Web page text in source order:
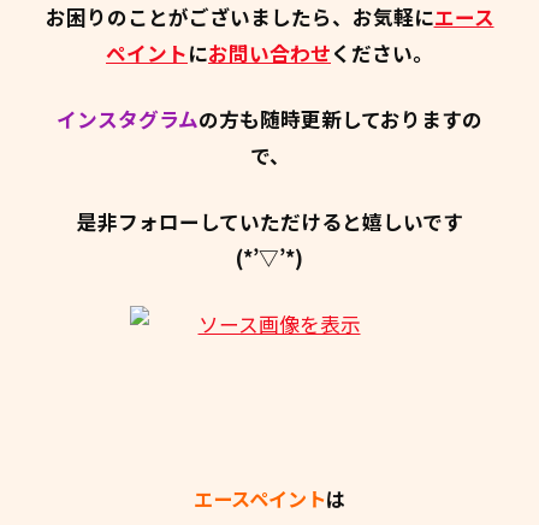
お困りのことがございましたら、お気軽にエース
ペイントにお問い合わせください。
インスタグラムの方も随時更新しておりますの
で、
是非フォローしていただけると嬉しいです
(*’▽’*)
エースペイントは